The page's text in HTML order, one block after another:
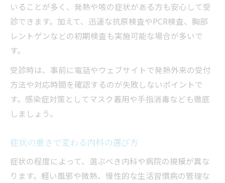
いることが多く、発熱や咳の症状がある方も安心して受
診できます。加えて、迅速な抗原検査やPCR検査、胸部
レントゲンなどの初期検査も実施可能な場合が多いで
す。
受診時は、事前に電話やウェブサイトで発熱外来の受付
方法や対応時間を確認するのが失敗しないポイントで
す。感染症対策としてマスク着用や手指消毒なども徹底
しましょう。
症状の重さで変わる内科の選び方
症状の程度によって、選ぶべき内科や病院の規模が異な
ります。軽い風邪や微熱、慢性的な生活習慣病の管理な